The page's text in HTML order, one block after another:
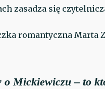
zasadza się
romantyczna Marta
o Mickiewiczu – to